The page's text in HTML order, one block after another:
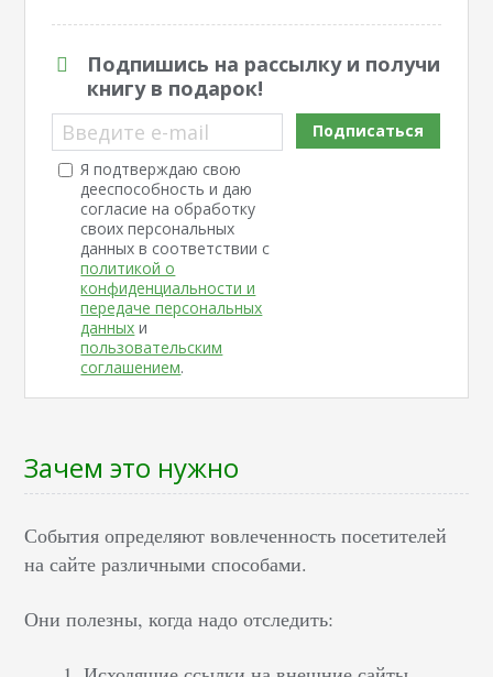
Подпишись на рассылку и получи
книгу в подарок!
Введите e-mail
Я подтверждаю свою
дееспособность и даю
согласие на обработку
своих персональных
данных в соответствии с
политикой о
конфиденциальности и
передаче персональных
данных и
пользовательским
соглашением.
Подписаться
Зачем это нужно
События определяют вовлеченность посетителей
на сайте различными способами.
Они полезны, когда надо отследить: